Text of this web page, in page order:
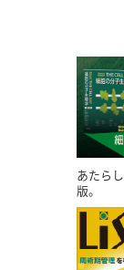
あたら
版。